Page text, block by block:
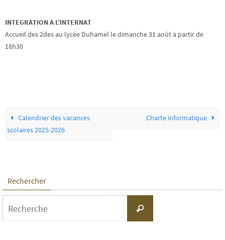
INTEGRATION A L’INTERNAT
Accueil des 2des au lycée Duhamel le dimanche 31 août à partir de
18h30
Calendrier des vacances
scolaires 2025-2026
Charte informatique
Rechercher
Recherche